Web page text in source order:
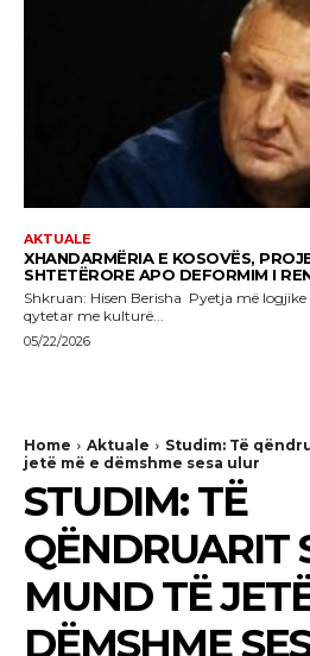
AKTUALE
XHANDARMËRIA E KOSOVËS,
SHTETËRORE APO DEFORMIM I
Shkruan: Hisen Berisha Pyetja më logjike që sot duhet ta shtrojë secili
qytetar me kulturë...
05/22/2026